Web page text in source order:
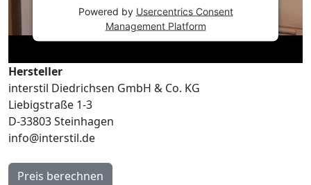
Powered by Usercentrics Consent
Management Platform
Hersteller
interstil Diedrichsen GmbH & Co. KG
Liebigstraße 1-3
D-33803 Steinhagen
info@interstil.de
Preis berechnen